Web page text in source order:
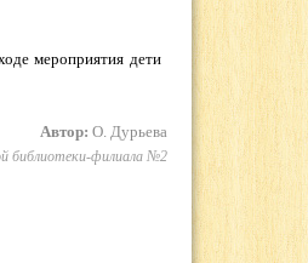
мероприятия дети
Автор: О. Дурьева
библиотеки-филиала №2